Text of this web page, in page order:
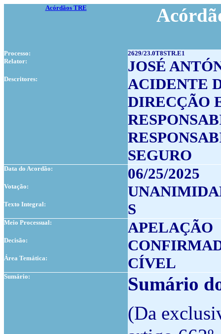
Acórdãos TRE
Processo:
2629/23.0T8STR.E1
Relator:
JOSÉ
Descritores:
ACIDENTE
DIRECÇÃO
SEGURO
Data do Acordão: 06/25/2025
Votação:
Texto Integral: S
Meio Processual: APELAÇÃO
Decisão:
Área Temática: CÍVEL
Sumário:
Sumário
(Da